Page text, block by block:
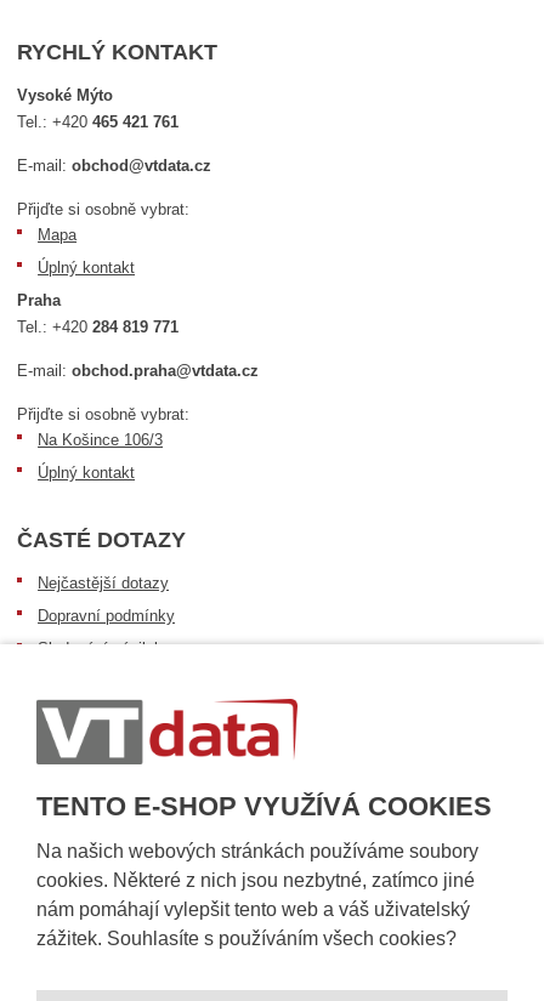
TENTO E-SHOP VYUŽÍVÁ COOKIES
Na našich webových stránkách používáme soubory
cookies. Některé z nich jsou nezbytné, zatímco jiné
nám pomáhají vylepšit tento web a váš uživatelský
zážitek. Souhlasíte s používáním všech cookies?
RYCHLÝ KONTAKT
Vysoké Mýto
Tel.:+420465 421 761
E-mail:obchod@vtdata.cz
Přijďte si osobně vybrat:
Mapa
Úplný kontakt
Praha
Tel.:+420284 819 771
E-mail:obchod.praha@vtdata.cz
Přijďte si osobně vybrat:
Na Košince 106/3
Úplný kontakt
ČASTÉ DOTAZY
Nejčastější dotazy
Dopravní podmínky
Sledování zásilek
Informace k dostupnosti zboží
Obecné informace